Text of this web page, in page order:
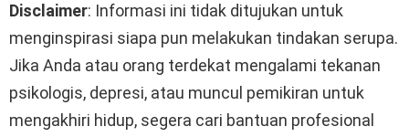
Disclaimer: Informasi ini tidak ditujukan untuk
menginspirasi siapa pun melakukan tindakan serupa.
Jika Anda atau orang terdekat mengalami tekanan
psikologis, depresi, atau muncul pemikiran untuk
mengakhiri hidup, segera cari bantuan profesional